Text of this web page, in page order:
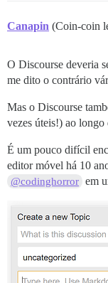
Canapin (Coin-coin
O Discourse deveria
me dito o contrário
Mas o Discourse
vezes úteis!) ao longo
É um pouco difícil
editor móvel há 10
@codinghorror em